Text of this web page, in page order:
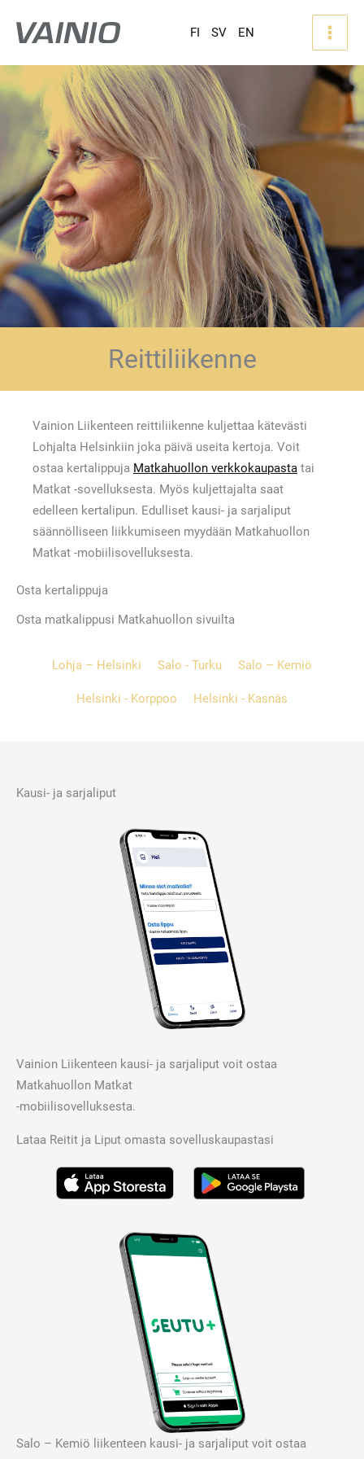
FI SV EN
Reittiliikenne
Vainion Liikenteen reittiliikenne kuljettaa kätevästi
Lohjalta Helsinkiin joka päivä useita kertoja. Voit
ostaa kertalippuja Matkahuollon verkkokaupasta tai
Matkat -sovelluksesta. Myös kuljettajalta saat
edelleen kertalipun. Edulliset kausi- ja sarjaliput
säännölliseen liikkumiseen myydään Matkahuollon
Matkat -mobiilisovelluksesta.
Osta kertalippuja
Osta matkalippusi Matkahuollon sivuilta
Lohja – Helsinki Salo - Turku Salo – Kemiö
Helsinki - Korppoo Helsinki - Kasnäs
Kausi- ja sarjaliput
Vainion Liikenteen kausi- ja sarjaliput voit ostaa
Matkahuollon Matkat
-mobiilisovelluksesta.
Lataa Reitit ja Liput omasta sovelluskaupastasi
Salo – Kemiö liikenteen kausi- ja sarjaliput voit ostaa